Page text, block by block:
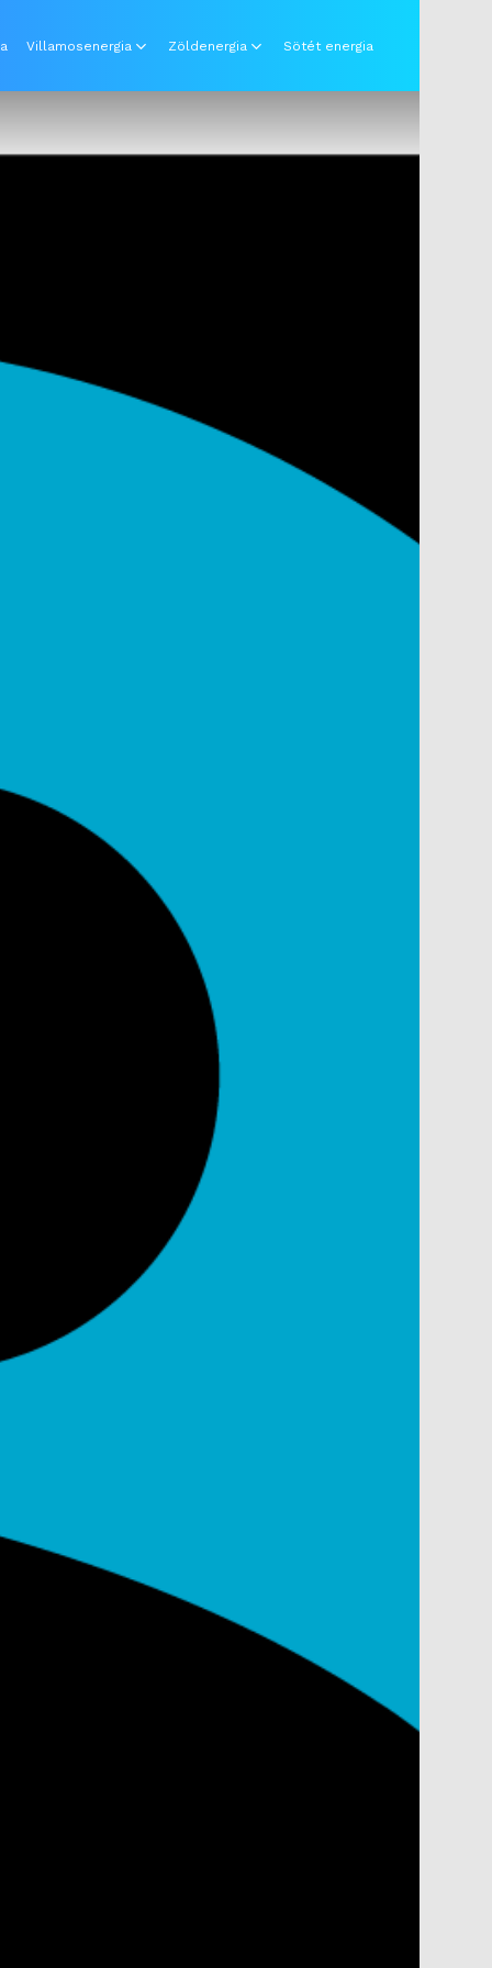
Villamosenergia Zöldenergia Sötét energia